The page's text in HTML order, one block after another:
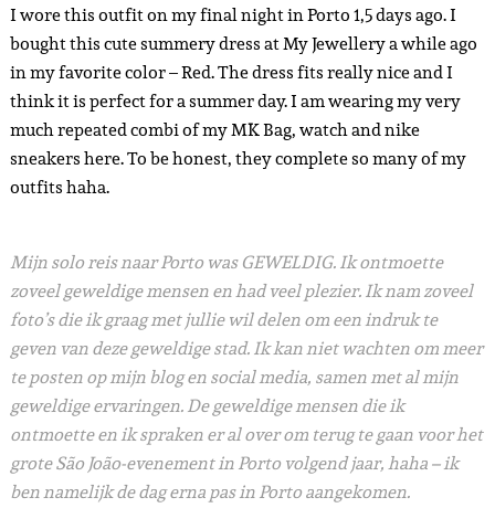
I wore this outfit on my final night in Porto 1,5 days ago. I
bought this cute summery dress at My Jewellery a while ago
in my favorite color – Red. The dress fits really nice and I
think it is perfect for a summer day. I am wearing my very
much repeated combi of my MK Bag, watch and nike
sneakers here. To be honest, they complete so many of my
outfits haha.
Mijn solo reis naar Porto was GEWELDIG. Ik ontmoette
zoveel geweldige mensen en had veel plezier. Ik nam zoveel
foto’s die ik graag met jullie wil delen om een indruk te
geven van deze geweldige stad. Ik kan niet wachten om meer
te posten op mijn blog en social media, samen met al mijn
geweldige ervaringen. De geweldige mensen die ik
ontmoette en ik spraken er al over om terug te gaan voor het
grote São João-evenement in Porto volgend jaar, haha – ik
ben namelijk de dag erna pas in Porto aangekomen.